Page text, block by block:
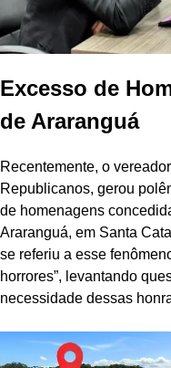
Excesso de
de Araranguá
Recentemente, o
Republicanos, gerou
de homenagens
Araranguá, em Santa
se referiu a esse
horrores”, levantando
necessidade dessas